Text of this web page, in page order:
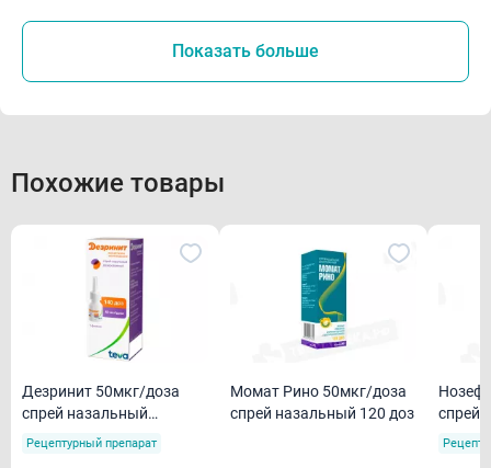
Показать больше
Похожие товары
Дезринит 50мкг/доза
спрей назальный
дозированный 140доз
Рецептурный препарат
Момат Рино 50мкг/доза
спрей назальный 120 доз
спрей